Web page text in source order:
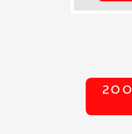
להשכרה משרדים מעל 200